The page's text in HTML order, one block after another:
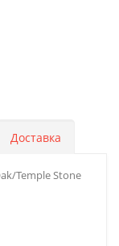
Доставка
Temple Stone